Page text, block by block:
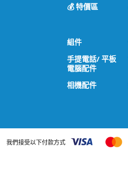
💰 特價區
組件
手提電話/ 平板
電腦配件
相機配件
我們接受以下付款方式